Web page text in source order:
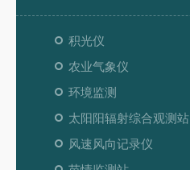
积光仪
农业气象仪
环境监测
太阳阳辐射综合观测站
风速风向记录仪